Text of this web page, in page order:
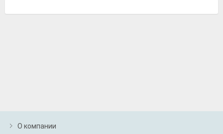
О компании